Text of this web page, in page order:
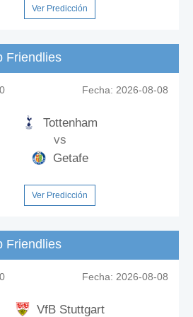
Ver Predicción
Friendlies
Fecha: 2026-08-08
Tottenham
vs
Getafe
Ver Predicción
Friendlies
Fecha: 2026-08-08
VfB Stuttgart